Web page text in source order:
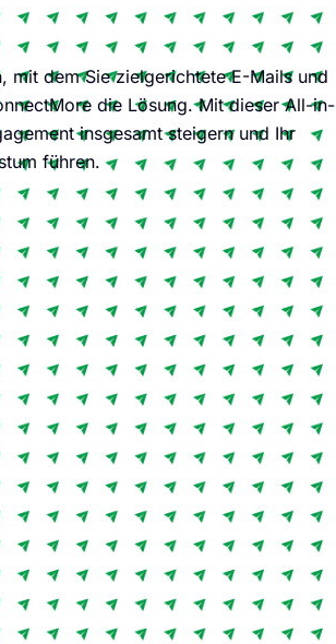
mit dem Sie zielgerichtete E-Mails und
die Lösung. Mit dieser All-in-
insgesamt steigern und Ihr
führen.